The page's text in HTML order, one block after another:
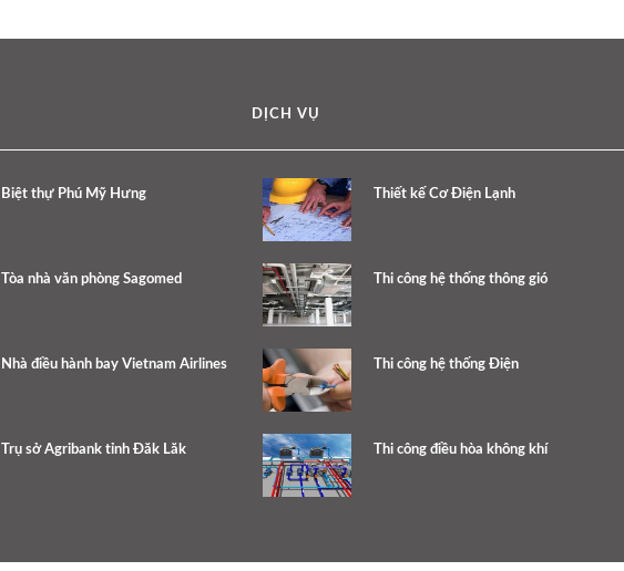
Biệt thự Phú Mỹ Hưng
Tòa nhà văn phòng Sagomed
Nhà điều hành bay Vietnam Airlines
Trụ sở Agribank tỉnh Đăk Lăk
DỊCH VỤ
Thiết kế Cơ Điện Lạnh
Thi công hệ thống thông gió
Thi công hệ thống Điện
Thi công điều hòa không khí